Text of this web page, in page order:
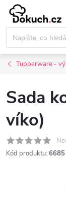
Přejít
obsah
Tupperware -
Sada
víko)
Kód produktu: 6685